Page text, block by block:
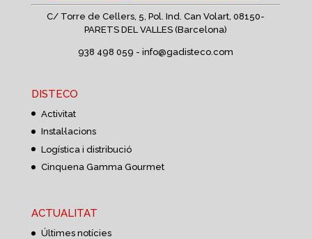
C/ Torre de Cellers, 5, Pol. Ind. Can Volart,08150-
PARETS DEL VALLES (Barcelona)
938 498 059 -info@gadisteco.com
DISTECO
Activitat
Instal·lacions
Logística i distribució
Cinquena Gamma Gourmet
ACTUALITAT
Últimes notícies